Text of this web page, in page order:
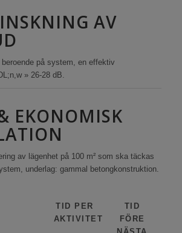
AV
beroende på system, en effektiv
» 26-28 dB.
EKONOMISK
av lägenhet på 100 m² som ska täckas
underlag: gammal betongkonstruktion.
TID PER
AKTIVITET
TID
FÖRE